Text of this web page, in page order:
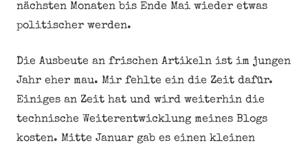
nächsten Monaten bis Ende Mai wieder etwas
politischer werden.
Die Ausbeute an frischen Artikeln ist im jungen
Jahr eher mau. Mir fehlte ein die Zeit dafür.
Einiges an Zeit hat und wird weiterhin die
technische Weiterentwicklung meines Blogs
kosten. Mitte Januar gab es einen kleinen